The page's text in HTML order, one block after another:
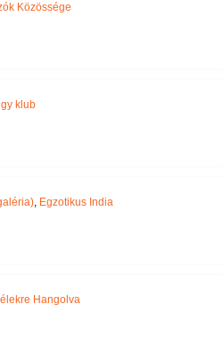
Közössége
klub
, Egzotikus India
Hangolva